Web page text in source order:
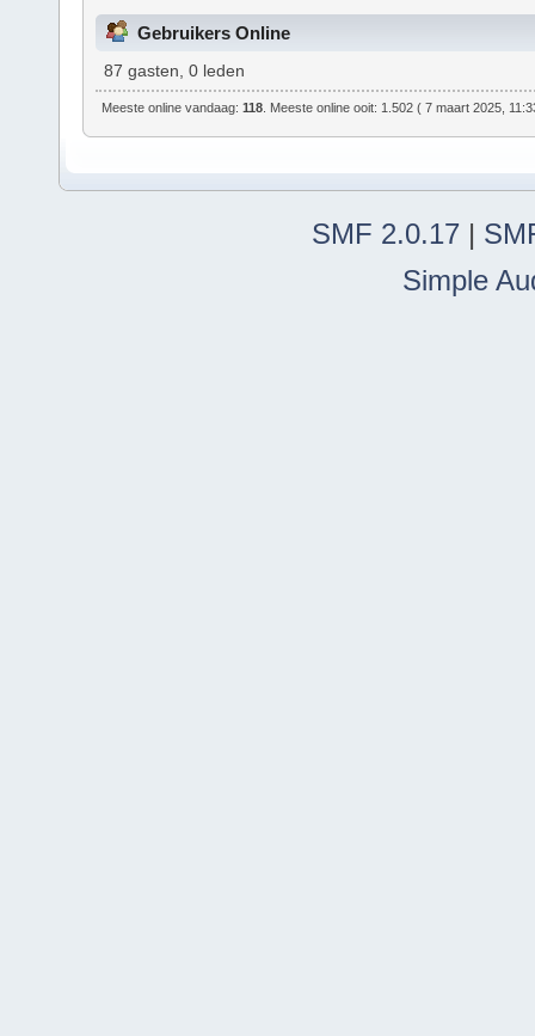
Gebruikers Online
87 gasten, 0 leden
Meeste online vandaag:118 . Meeste online ooit: 1.502 ( 7 maart 2025,
SMF 2.0.17 |
Simple